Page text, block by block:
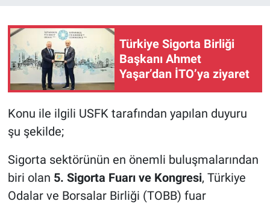
Türkiye Sigorta Birliği
Başkanı Ahmet
Yaşar’dan İTO’ya ziyaret
Konu ile ilgili USFK tarafından yapılan duyuru
şu şekilde;
Sigorta sektörünün en önemli buluşmalarından
biri olan 5. Sigorta Fuarı ve Kongresi, Türkiye
Odalar ve Borsalar Birliği (TOBB) fuar